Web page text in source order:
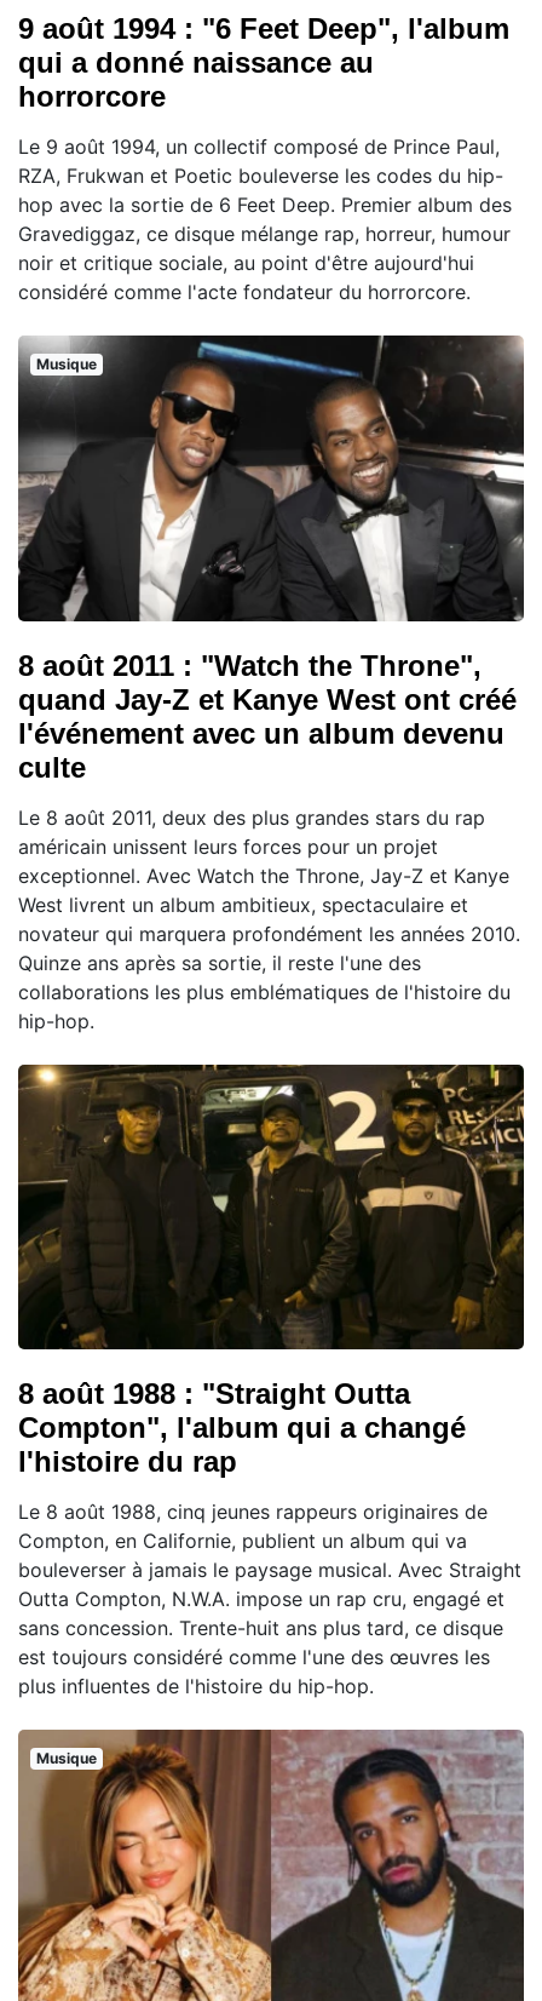
9 août 1994 : "6 Feet Deep", l'album
qui a donné naissance au
horrorcore
Le 9 août 1994, un collectif composé de Prince Paul,
RZA, Frukwan et Poetic bouleverse les codes du hip-
hop avec la sortie de 6 Feet Deep. Premier album des
Gravediggaz, ce disque mélange rap, horreur, humour
noir et critique sociale, au point d'être aujourd'hui
considéré comme l'acte fondateur du horrorcore.
Musique
8 août 2011 : "Watch the Throne",
quand Jay-Z et Kanye West ont créé
l'événement avec un album devenu
culte
Le 8 août 2011, deux des plus grandes stars du rap
américain unissent leurs forces pour un projet
exceptionnel. Avec Watch the Throne, Jay-Z et Kanye
West livrent un album ambitieux, spectaculaire et
novateur qui marquera profondément les années 2010.
Quinze ans après sa sortie, il reste l'une des
collaborations les plus emblématiques de l'histoire du
hip-hop.
8 août 1988 : "Straight Outta
Compton", l'album qui a changé
l'histoire du rap
Le 8 août 1988, cinq jeunes rappeurs originaires de
Compton, en Californie, publient un album qui va
bouleverser à jamais le paysage musical. Avec Straight
Outta Compton, N.W.A. impose un rap cru, engagé et
sans concession. Trente-huit ans plus tard, ce disque
est toujours considéré comme l'une des œuvres les
plus influentes de l'histoire du hip-hop.
Musique